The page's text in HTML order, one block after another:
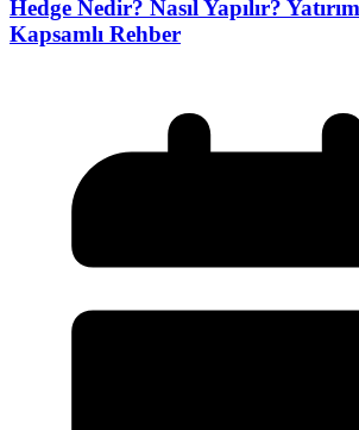
Hedge Nedir? Nasıl Yapılır?
Kapsamlı Rehber